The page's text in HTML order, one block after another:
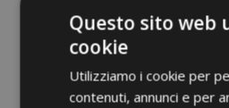
Questo sito web
cookie
Utilizziamo i cookie per
contenuti, annunci e per